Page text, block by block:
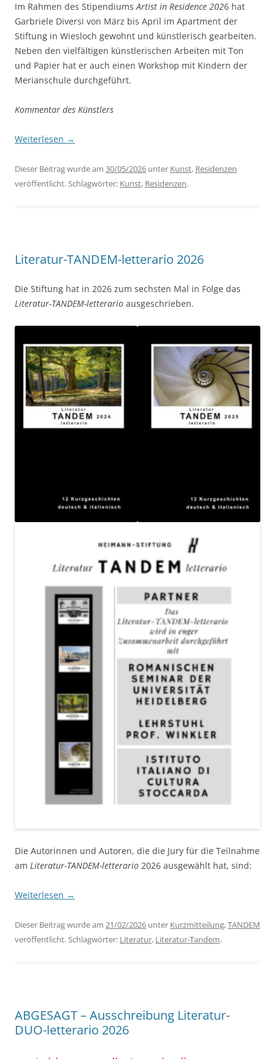
Im Rahmen des StipendiumsArtist in Residence 2026 hat
Garbriele Diversi von März bis April im Apartment der
Stiftung in Wiesloch gewohnt und künstlerisch gearbeiten.
Neben den vielfältigen künstlerischen Arbeiten mit Ton
und Papier hat er auch einen Workshop mit Kindern der
Merianschule durchgeführt.
Kommentar des Künstlers
Weiterlesen →
Dieser Beitrag wurde am 30/05/2026 unter Kunst, Residenzen
veröffentlicht. Schlagwörter: Kunst, Residenzen.
Literatur-TANDEM-letterario 2026
Die Stiftung hat in 2026 zum sechsten Mal in Folge das
Literatur-TANDEM-letterario ausgeschrieben.
Die Autorinnen und Autoren, die die Jury für die Teilnahme
am Literatur-TANDEM-letterario 2026 ausgewählt hat, sind:
Weiterlesen →
Dieser Beitrag wurde am 21/02/2026 unter Kurzmitteilung,TANDEM
veröffentlicht. Schlagwörter: Literatur, Literatur-Tandem.
ABGESAGT – Ausschreibung Literatur-
DUO-letterario 2026